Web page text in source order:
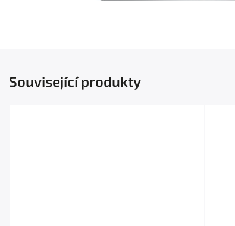
Související produkty